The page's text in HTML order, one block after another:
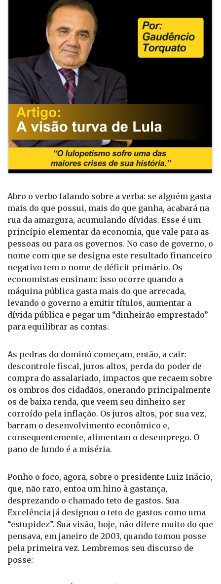
Abro o verbo falando sobre a verba: se alguém gasta
mais do que possui, mais do que ganha, acabará na
rua da amargura, acumulando dívidas. Esse é um
princípio elementar da economia, que vale para as
pessoas ou para os governos. No caso de governo, o
nome com que se designa este resultado financeiro
negativo tem o nome de déficit primário. Os
economistas ensinam: isso ocorre quando a
máquina pública gasta mais do que arrecada,
levando o governo a emitir títulos, aumentar a
dívida pública e pegar um “dinheirão emprestado”
As pedras do dominó começam, então, a cair:
descontrole fiscal, juros altos, perda do poder de
compra do assalariado, impactos que recaem sobre
os ombros dos cidadãos, onerando principalmente
os de baixa renda, que veem seu dinheiro ser
corroído pela inflação. Os juros altos, por sua vez,
barram o desenvolvimento econômico e,
consequentemente, alimentam o desemprego. O
Ponho o foco, agora, sobre o presidente Luiz Inácio,
que, não raro, entoa um hino à gastança,
desprezando o chamado teto de gastos. Sua
Excelência já designou o teto de gastos como uma
“estupidez”. Sua visão, hoje, não difere muito do que
pensava, em janeiro de 2003, quando tomou posse
pela primeira vez. Lembremos seu discurso de